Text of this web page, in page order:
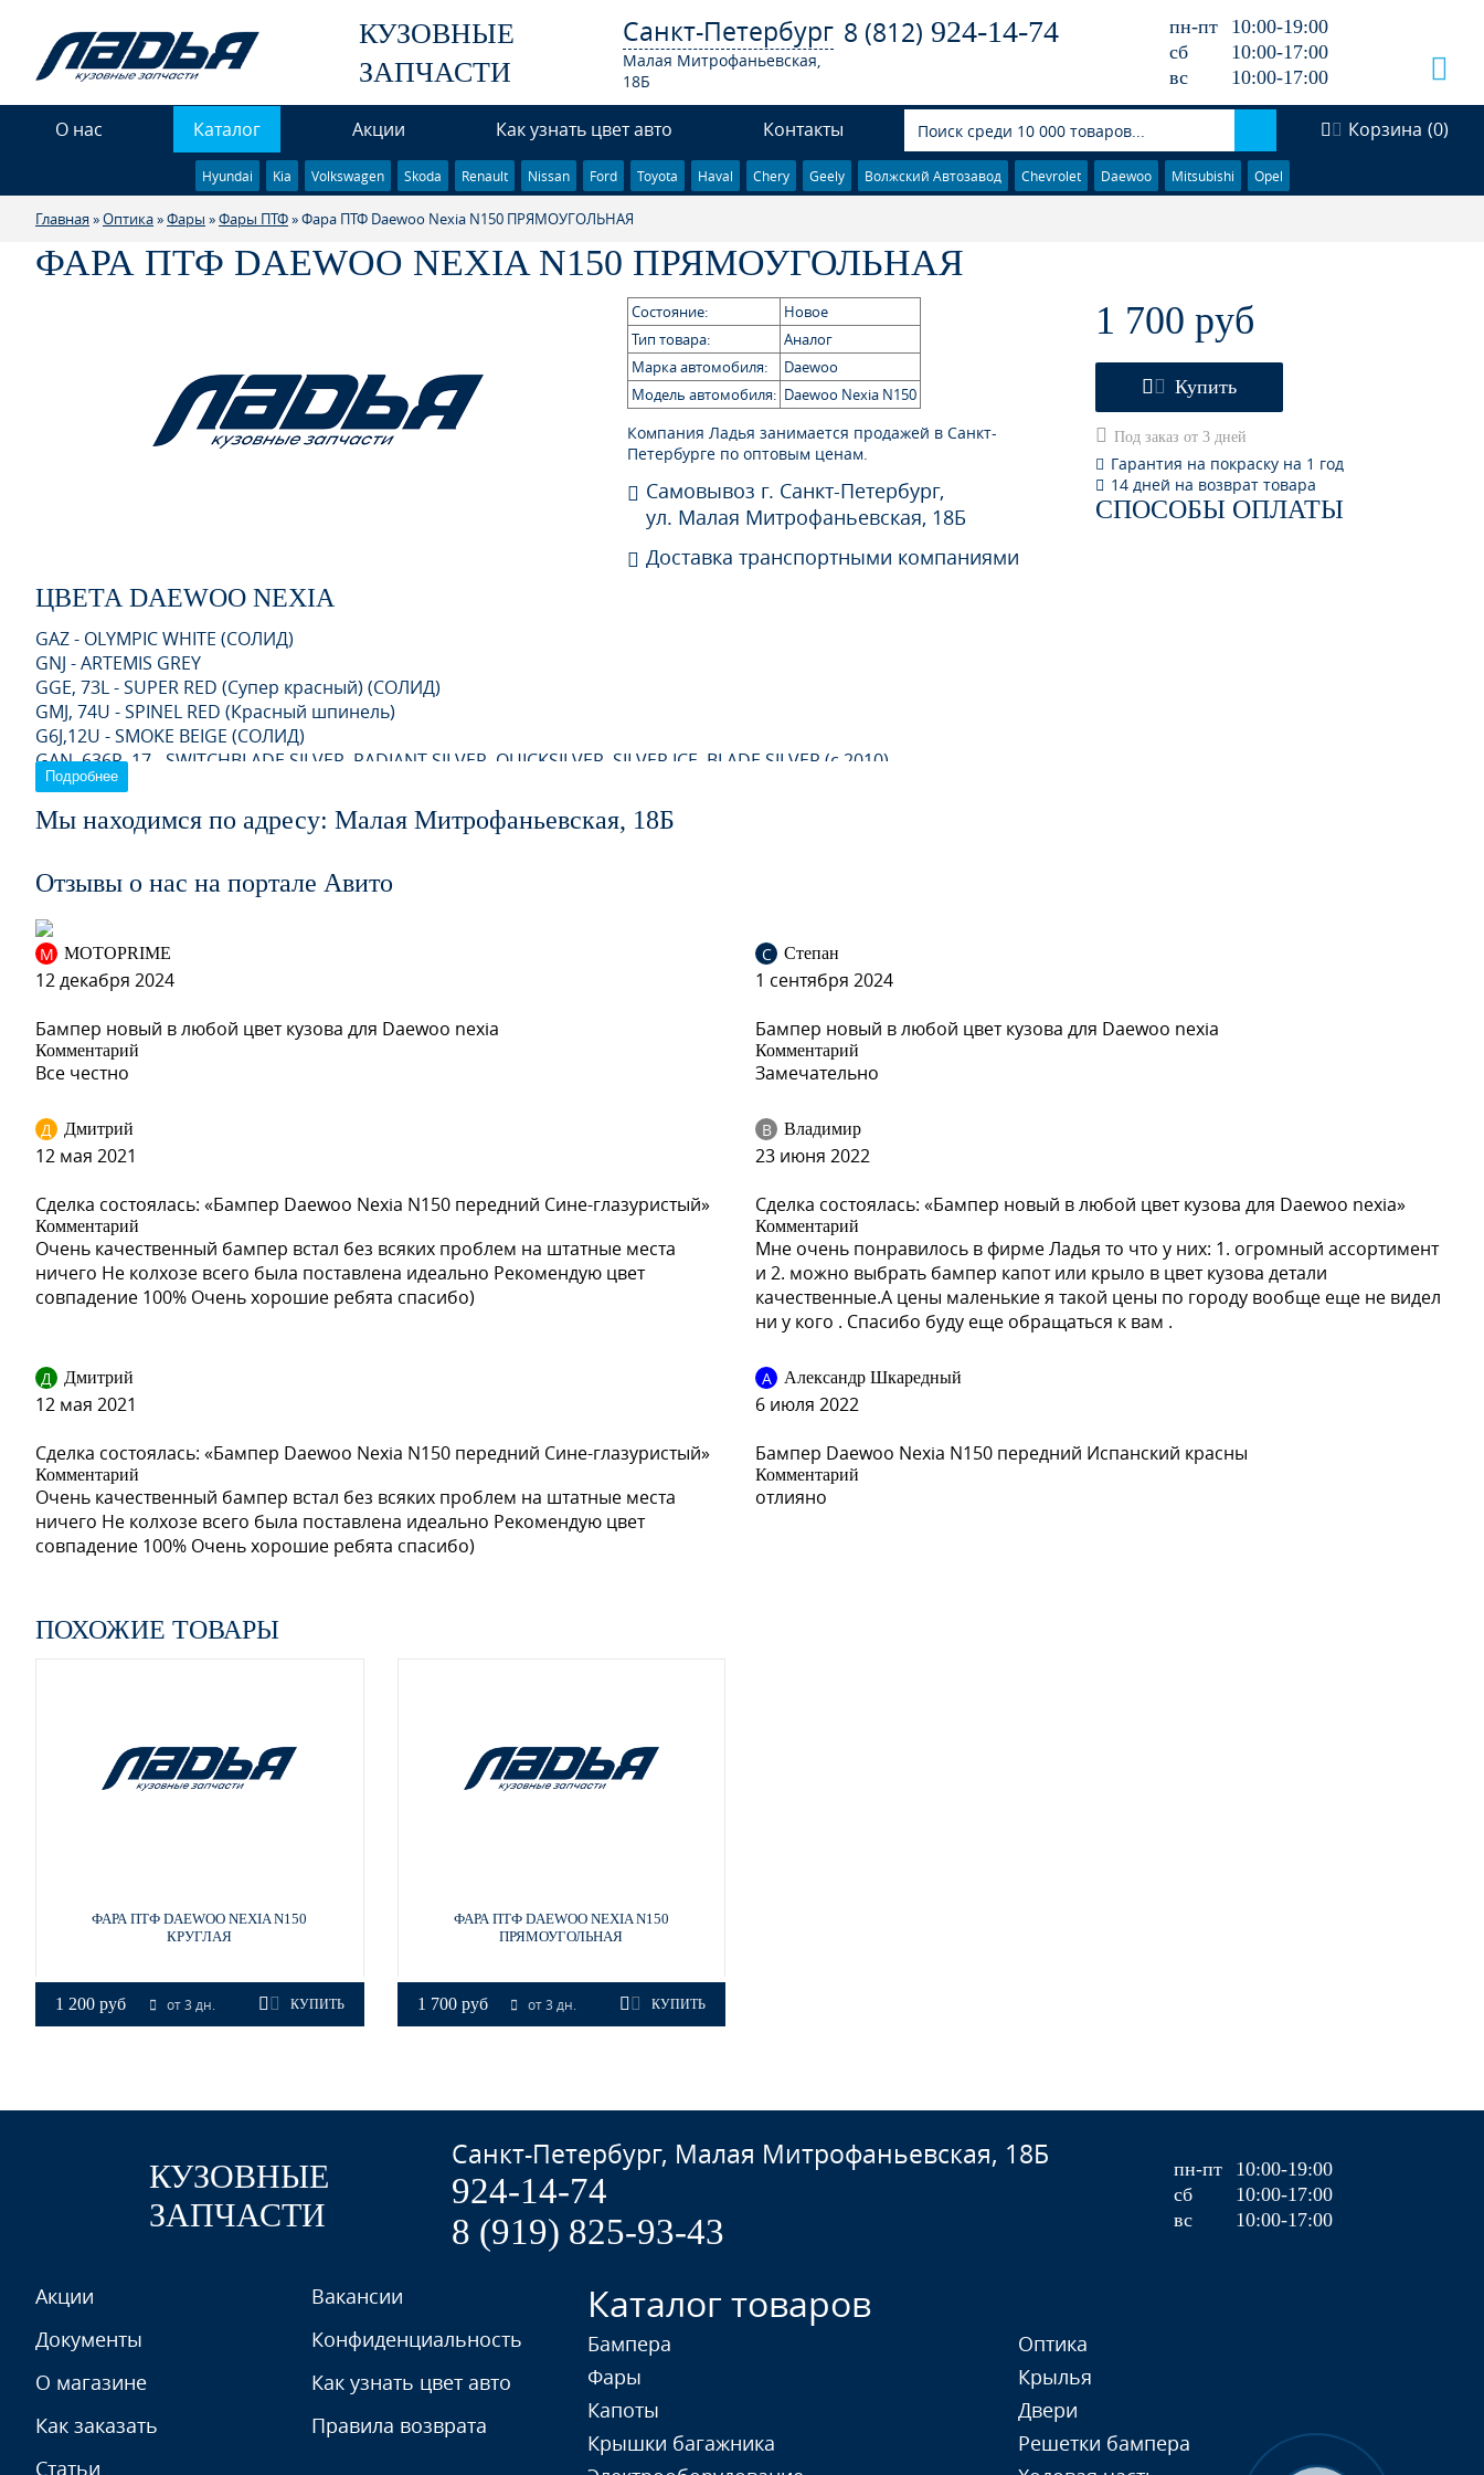
КУЗОВНЫЕ
ЗАПЧАСТИ
Санкт-Петербург
Малая Митрофаньевская,
18Б
8 (812) 924-14-74 пн-пт 10:00-19:00
сб
10:00-17:00
вс
10:00-17:00
О нас Каталог Акции Как узнать цвет авто Контакты Корзина (0)
Hyundai Kia Volkswagen Skoda Renault Nissan Ford Toyota Haval Chery Geely Волжский Автозавод Chevrolet Daewoo Mitsubishi Opel
Главная »Оптика»Фары »Фары ПТФ» Фара ПТФ Daewoo Nexia N150 ПРЯМОУГОЛЬНАЯ
ФАРА ПТФ DAEWOO NEXIA N150 ПРЯМОУГОЛЬНАЯ
Состояние:
Новое
Тип товара:
Аналог
Марка автомобиля:
Daewoo
Модель автомобиля: Daewoo Nexia N150
Компания Ладья занимается продажей в Санкт-
Петербурге по оптовым ценам.
Самовывоз г. Санкт-Петербург,
ул. Малая Митрофаньевская, 18Б
Доставка транспортными компаниями
1 700 руб
Купить
Под заказ от 3 дней
Гарантия на покраску на 1 год
14 дней на возврат товара
СПОСОБЫ ОПЛАТЫ
ЦВЕТА DAEWOO NEXIA
GAZ - OLYMPIC WHITE (СОЛИД)
GNJ - ARTEMIS GREY
GGE, 73L - SUPER RED (Супер красный) (СОЛИД)
GMJ, 74U - SPINEL RED (Красный шпинель)
G6J,12U - SMOKE BEIGE (СОЛИД)
GAN, 636R, 17 - SWITCHBLADE SILVER, RADIANT SILVER, QUICKSILVER, SILVER ICE, BLADE SILVER (c 2010)
GAR, 01Q, 22C - CARBON FLASH, GRAPHITSCHWARZ, CZARNY CARBON FLASH
GCT - MOROCCAN BLUE
GCW, 186 - MISTY LAKE, DIAMANTGRAU
11U/10L - GALAXY WHITE, CASABLANCA WHITE (Белая Касабланка) (СОЛИД)
39U - TROPIC GREEN
51U - GOLDEN YELLOW
60U - BRIGHTON GOLD
95U - DOVE SILVER
GAZ - OLYMPIC WHITE (СОЛИД)
GAZ - OLYMPIC WHITE (СОЛИД)
GAZ - OLYMPIC WHITE (СОЛИД)
GAZ - OLYMPIC WHITE (СОЛИД)
GNJ - ARTEMIS GREY
GNJ - ARTEMIS GREY
GNJ - ARTEMIS GREY
GGE, 73L - SUPER RED (СОЛИД)
GGE, 73L - SUPER RED (СОЛИД)
GMJ, 74U - SPINEL RED
Подробнее
Мы находимся по адресу: Малая Митрофаньевская, 18Б
Отзывы о нас на портале Авито
M MOTOPRIME
12 декабря 2024
Бампер новый в любой цвет кузова для Daewoo nexia
Комментарий
Все честно
С Степан
1 сентября 2024
Бампер новый в любой цвет кузова для Daewoo nexia
Комментарий
Замечательно
Д Дмитрий
12 мая 2021
Сделка состоялась: «Бампер Daewoo Nexia N150 передний Сине-глазуристый»
Комментарий
Очень качественный бампер встал без всяких проблем на штатные места
ничего Не колхозе всего была поставлена идеально Рекомендую цвет
совпадение 100% Очень хорошие ребята спасибо)
В Владимир
23 июня 2022
Сделка состоялась: «Бампер новый в любой цвет кузова для Daewoo nexia»
Комментарий
Мне очень понравилось в фирме Ладья то что у них: 1. огромный ассортимент
и 2. можно выбрать бампер капот или крыло в цвет кузова детали
качественные.А цены маленькие я такой цены по городу вообще еще не видел
ни у кого . Спасибо буду еще обращаться к вам .
Д Дмитрий
12 мая 2021
Сделка состоялась: «Бампер Daewoo Nexia N150 передний Сине-глазуристый»
Комментарий
Очень качественный бампер встал без всяких проблем на штатные места
ничего Не колхозе всего была поставлена идеально Рекомендую цвет
совпадение 100% Очень хорошие ребята спасибо)
А Александр Шкаредный
6 июля 2022
Бампер Daewoo Nexia N150 передний Испанский красны
Комментарий
отлияно
ПОХОЖИЕ ТОВАРЫ
ФАРА ПТФ DAEWOO NEXIA N150
КРУГЛАЯ
1 200 руб от 3 дн. КУПИТЬ
ФАРА ПТФ DAEWOO NEXIA N150
ПРЯМОУГОЛЬНАЯ
1 700 руб от 3 дн. КУПИТЬ
КУЗОВНЫЕ
ЗАПЧАСТИ
Санкт-Петербург, Малая Митрофаньевская, 18Б
924-14-74
8 (919) 825-93-43
пн-пт 10:00-19:00
сб
10:00-17:00
вс
10:00-17:00
Акции
Вакансии
Документы
Конфиденциальность
О магазине
Как узнать цвет авто
Как заказать
Правила возврата
Статьи
Каталог товаров
Бампера
Оптика
Фары
Крылья
Капоты
Двери
Крышки багажника
Решетки бампера